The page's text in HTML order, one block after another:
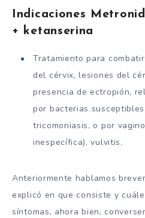
Indicaciones
+ ketanserina
Tratamiento para
del cérvix, lesiones del
presencia de ectropión,
por bacterias
tricomoniasis, o por
inespecífica), vulvitis.
Anteriormente hablamos
explicó en que consiste y
síntomas, ahora bien,